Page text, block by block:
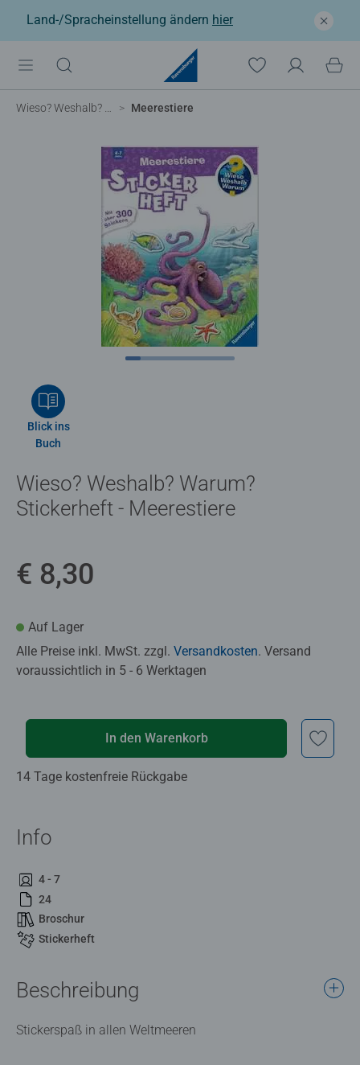
Land-/Spracheinstellung ändern hier
Wieso? Weshalb? Warum? Meerestiere
Blick ins
Buch
Wieso? Weshalb? Warum?
Stickerheft - Meerestiere
€ 8,30
Auf Lager
Alle Preise inkl. MwSt. zzgl. Versandkosten. Versand
voraussichtlich in 5 - 6 Werktagen
In den Warenkorb
14 Tage kostenfreie Rückgabe
Info
4 - 7
24
Broschur
Stickerheft
Beschreibung
Stickerspaß in allen Weltmeeren